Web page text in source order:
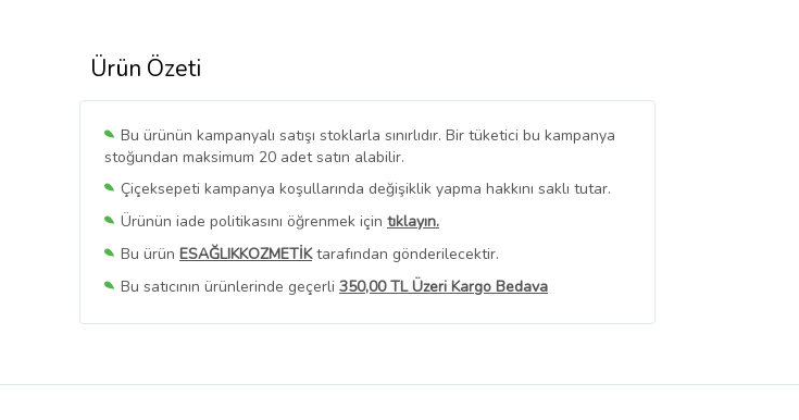
Ürün Özeti
Bu ürünün kampanyalı satışı stoklarla sınırlıdır. Bir tüketici bu kampanya
stoğundan maksimum 20 adet satın alabilir.
Çiçeksepeti kampanya koşullarında değişiklik yapma hakkını saklı tutar.
Ürünün iade politikasını öğrenmek için tıklayın.
Bu ürün ESAĞLIKKOZMETİKtarafından gönderilecektir.
Bu satıcının ürünlerinde geçerli 350,00 TL Üzeri Kargo Bedava
Bu SatıcınınTüm Ürünlerini Görüntüle